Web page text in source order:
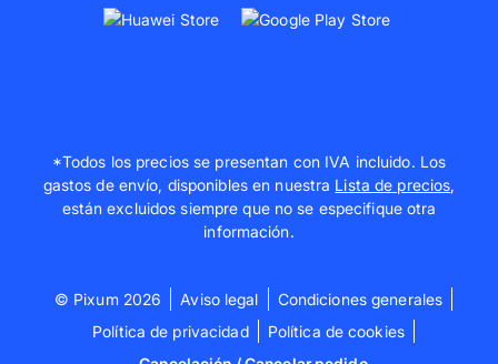
*Todos los precios se presentan con IVA incluido. Los
gastos de envío, disponibles en nuestra Lista de precios,
están excluidos siempre que no se especifique otra
información.
© Pixum 2026 Aviso legal
Condiciones generales
Política de privacidad
Política de cookies